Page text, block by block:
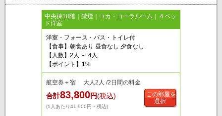
中央棟10階｜禁煙｜コカ・コーラルーム｜４ベッ
ド洋室
洋室・フォース・バス・トイレ付
【食事】朝食あり 昼食なし 夕食なし
【人数】2人 ～ 4人
【ポイント】1%
航空券＋宿 大人2人 /2日間の料金
合計83,800円(税込)
(1人あたり41,900円・税込)
この部屋を
選択